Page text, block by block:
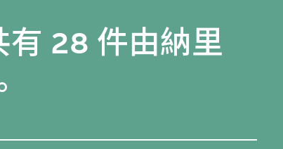
有 28 件由納里